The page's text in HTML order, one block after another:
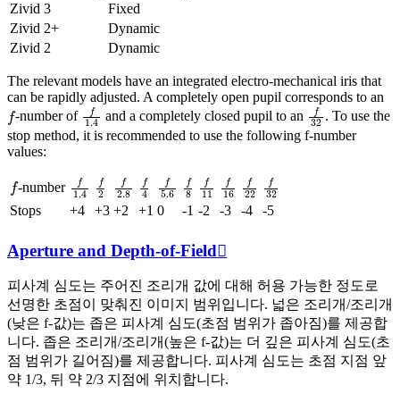
Zivid 3
Fixed
Zivid 2+
Dynamic
Zivid 2
Dynamic
The relevant models have an integrated electro-mechanical iris that
can be rapidly adjusted. A completely open pupil corresponds to an
f-number off 1.4and a completely closed pupil to an 32 . To use the
stop method, it is recommended to use the following f-number
values:
f-number 1.4 2 2.8 4 5.6 8 11 16 22 32
Stops +4 +3 +2 +1 0 -1 -2 -3 -4 -5
Aperture and Depth-of-Field
피사계 심도는 주어진 조리개 값에 대해 허용 가능한 정도로
선명한 초점이 맞춰진 이미지 범위입니다. 넓은 조리개/조리개
(낮은 f-값)는 좁은 피사계 심도(초점 범위가 좁아짐)를 제공합
니다. 좁은 조리개/조리개(높은 f-값)는 더 깊은 피사계 심도(초
점 범위가 길어짐)를 제공합니다. 피사계 심도는 초점 지점 앞
약 1/3, 뒤 약 2/3 지점에 위치합니다.